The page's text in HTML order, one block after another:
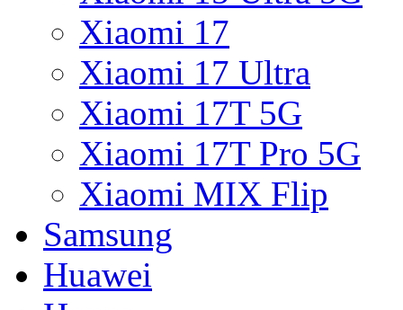
Xiaomi 17
Xiaomi 17 Ultra
Xiaomi 17T 5G
Xiaomi 17T Pro 5G
Xiaomi MIX Flip
Samsung
Huawei